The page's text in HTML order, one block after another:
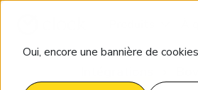
Oui, encore une bannière de